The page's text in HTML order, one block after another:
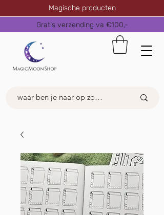
Magische producten
Gratis verzending va €100,-